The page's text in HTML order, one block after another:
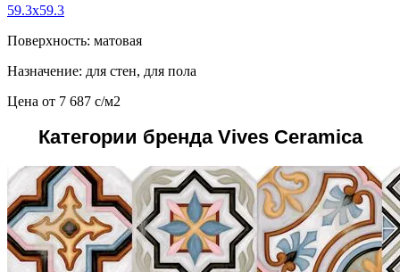
59.3x59.3
Поверхность: матовая
Назначение: для стен, для пола
Цена от 7 687 c/м2
Категории бренда Vives Ceramica